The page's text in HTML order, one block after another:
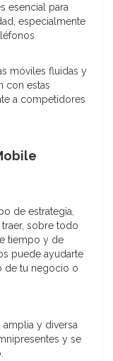
esencial para
especialmente
móviles fluidas y
con estas
a competidores
de estrategia,
sobre todo
tiempo y de
puede ayudarte
de tu negocio o
amplia y diversa
y se